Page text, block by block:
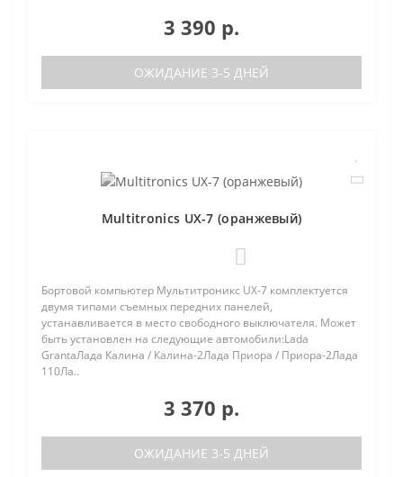
3 390 р.
ОЖИДАНИЕ 3-5 ДНЕЙ
Multitronics UX-7 (оранжевый)
Бортовой компьютер Мультитроникс UX-7 комплектуется
двумя типами съемных передних панелей,
устанавливается в место свободного выключателя. Может
быть установлен на следующие автомобили:Lada
GrantaЛада Калина / Калина-2Лада Приора / Приора-2Лада
110Ла..
3 370 р.
ОЖИДАНИЕ 3-5 ДНЕЙ